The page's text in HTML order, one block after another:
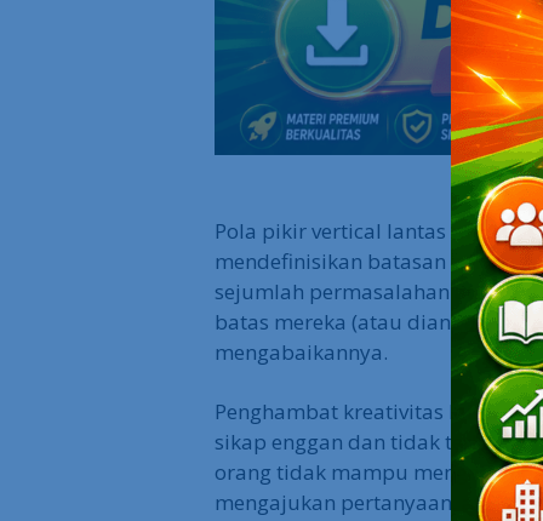
Pola pikir vertical lantas
mendefinisikan batasan
sejumlah permasalahan atau
batas mereka (atau dianggap
mengabaikannya.
Penghambat kreativitas lainnya
sikap enggan dan tidak terlatih
orang tidak mampu mengatasi
mengajukan pertanyaan, atau